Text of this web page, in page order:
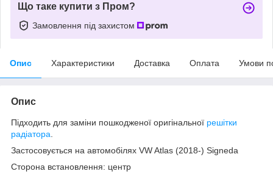
Що таке купити з Пром?
Замовлення під захистом
Опис Характеристики Доставка Оплата Умови
Опис
Підходить для заміни пошкодженої оригінальної решітки
радіатора
Застосовується на автомобілях VW Atlas (2018-) Signeda
Сторона встановлення: центр